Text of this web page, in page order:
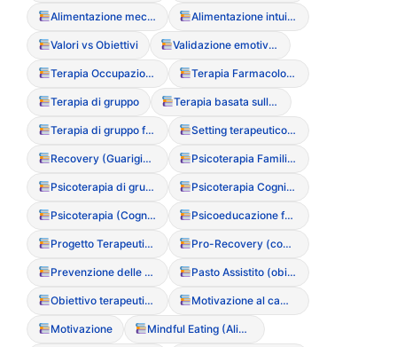
Alimentazione meccanica Alimentazione intuitiva (Intuitive Eating)
Valori vs Obiettivi Validazione emotiva (tecnica di)
Terapia Occupazionale Terapia Farmacologica
Terapia di gruppo Terapia basata sulla compassione (CFT)
Terapia di gruppo focalizzata sul corpo Setting terapeutico (definizione e confini)
Recovery (Guarigione come processo multidimensionale) Psicoterapia Familiare Sistemica
Psicoterapia di gruppo Psicoterapia Cognitivo-Interpersonale
Psicoterapia (Cognitivo-Comportamentale, Familiare, Psicoanalitica) Psicoeducazione familiare
Progetto Terapeutico Riabilitativo Personalizzato (PTRP) Pro-Recovery (comunit? positive)
Prevenzione delle ricadute (Relapse prevention) Pasto Assistito (obiettivi e conduzione)
Obiettivo terapeutico SMART Motivazione al cambiamento (Stadi di Prochaska)
Motivazione Mindful Eating (Alimentazione consapevole)